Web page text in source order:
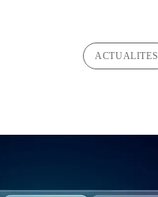
ACTUALITES